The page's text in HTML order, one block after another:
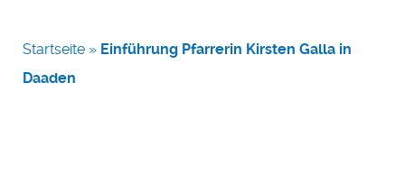
Startseite » Einführung Pfarrerin Kirsten Galla in
Daaden